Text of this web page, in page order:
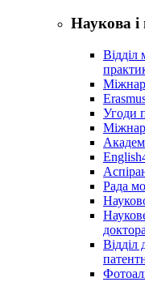
Наукова і
Відділ
Угоди
Рада
Відділ